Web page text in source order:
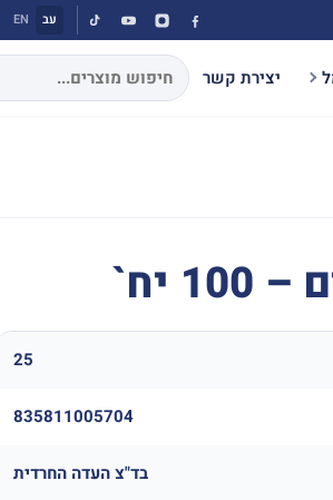
עב EN
יצירת קשר
יח`
25
835811005704
בד"צ העדה החרדית